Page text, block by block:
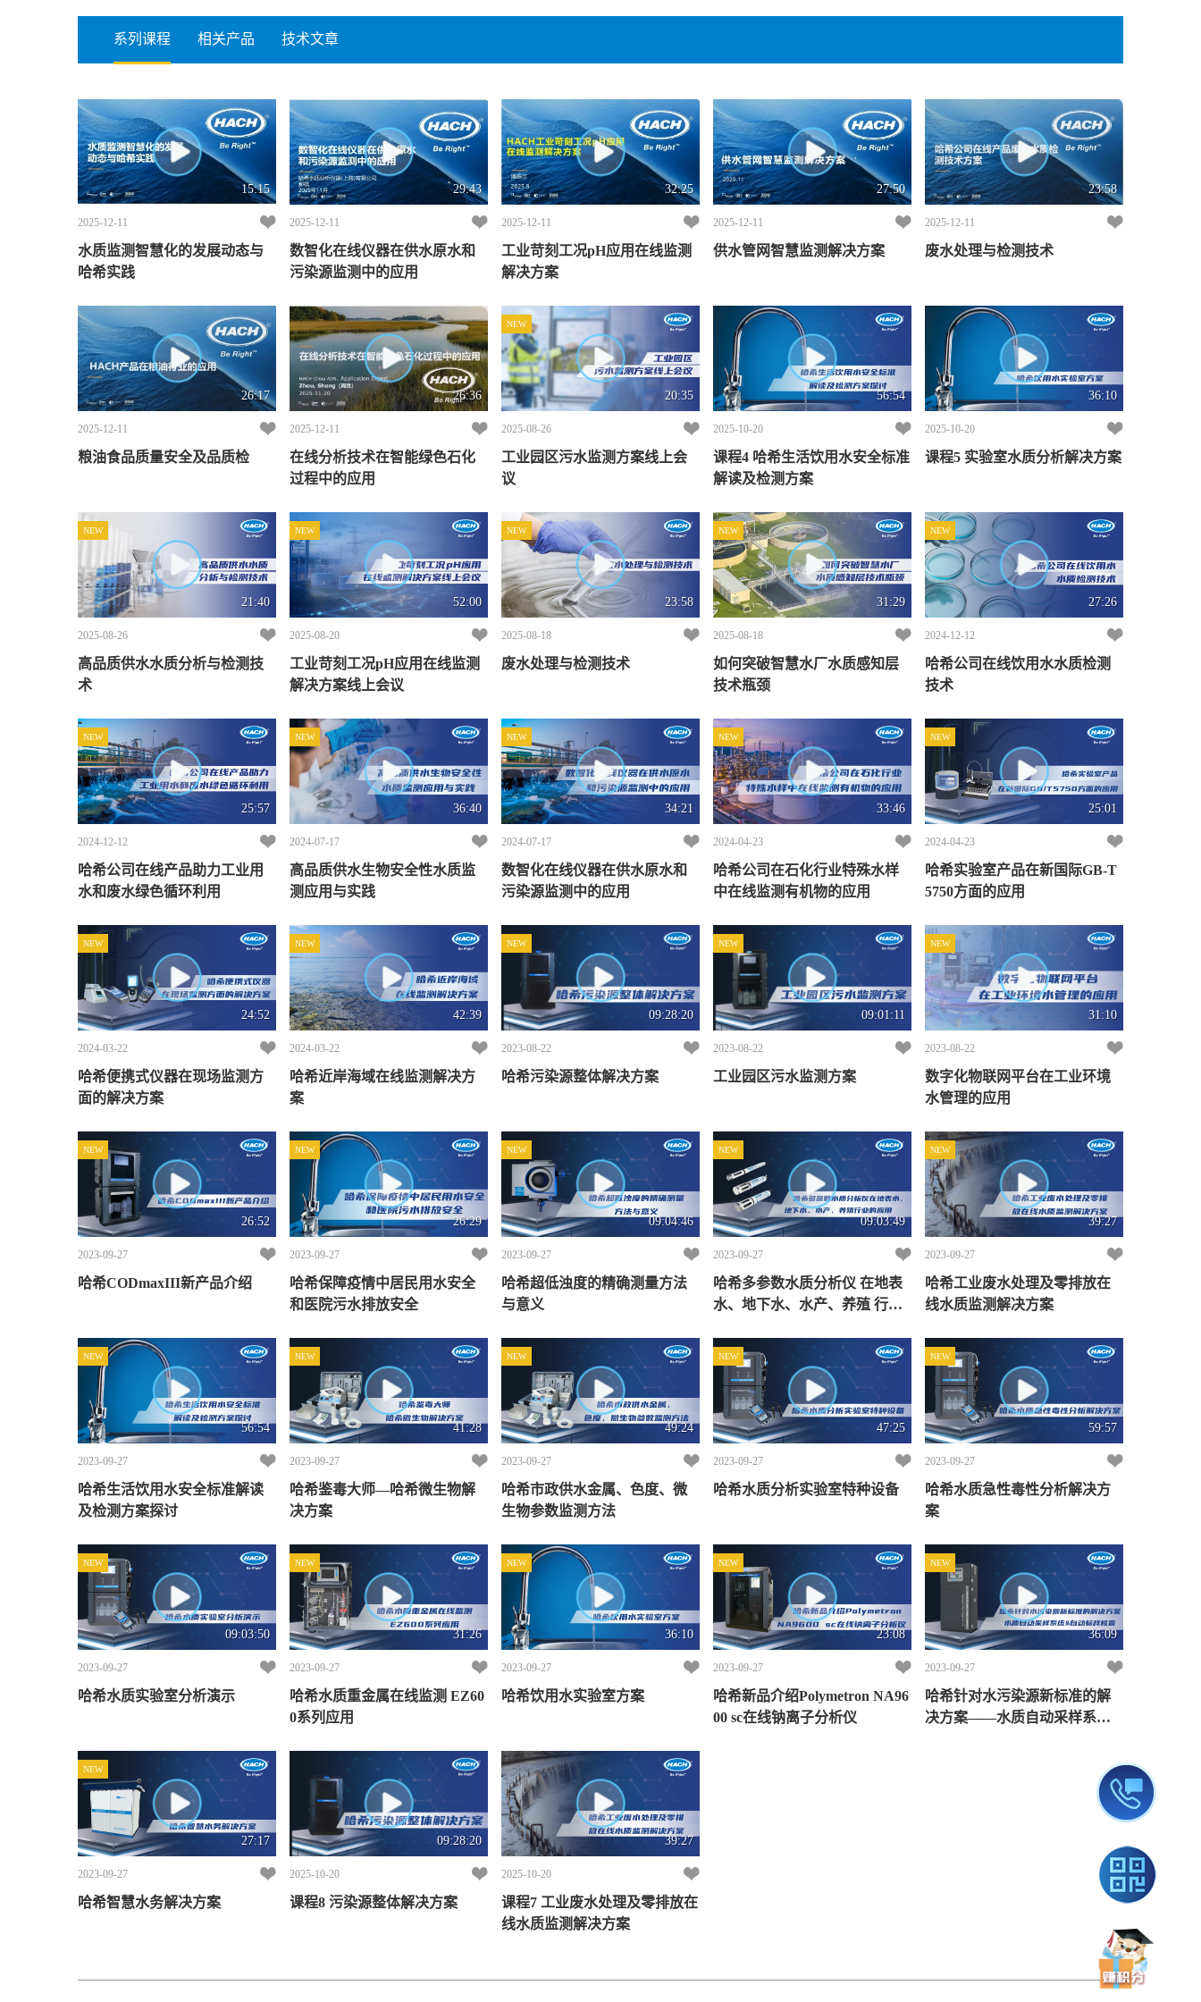
系列课程 相关产品 技术文章
15:15
2025-12-11
水质监测智慧化的发展动态与
哈希实践
29:43
2025-12-11
数智化在线仪器在供水原水和
污染源监测中的应用
32:25
2025-12-11
工业苛刻工况pH应用在线监测
解决方案
27:50
2025-12-11
供水管网智慧监测解决方案
23:58
2025-12-11
废水处理与检测技术
26:17
2025-12-11
粮油食品质量安全及品质检
26:36
2025-12-11
在线分析技术在智能绿色石化
过程中的应用
20:35
2025-08-26
工业园区污水监测方案线上会
议
NEW
56:54
2025-10-20
课程4 哈希生活饮用水安全标准
解读及检测方案
36:10
2025-10-20
课程5 实验室水质分析解决方案
21:40
2025-08-26
高品质供水水质分析与检测技
术
NEW
52:00
2025-08-20
工业苛刻工况pH应用在线监测
解决方案线上会议
NEW
23:58
2025-08-18
废水处理与检测技术
NEW
31:29
2025-08-18
如何突破智慧水厂水质感知层
技术瓶颈
NEW
27:26
2024-12-12
哈希公司在线饮用水水质检测
技术
NEW
25:57
2024-12-12
哈希公司在线产品助力工业用
水和废水绿色循环利用
NEW
36:40
2024-07-17
高品质供水生物安全性水质监
测应用与实践
NEW
34:21
2024-07-17
数智化在线仪器在供水原水和
污染源监测中的应用
NEW
33:46
2024-04-23
哈希公司在石化行业特殊水样
中在线监测有机物的应用
NEW
25:01
2024-04-23
哈希实验室产品在新国际GB-T
5750方面的应用
NEW
24:52
2024-03-22
哈希便携式仪器在现场监测方
面的解决方案
NEW
42:39
2024-03-22
哈希近岸海域在线监测解决方
案
NEW
09:28:20
2023-08-22
哈希污染源整体解决方案
NEW
09:01:11
2023-08-22
工业园区污水监测方案
NEW
31:10
2023-08-22
数字化物联网平台在工业环境
水管理的应用
NEW
26:52
2023-09-27
哈希CODmaxIII新产品介绍
NEW
26:29
2023-09-27
哈希保障疫情中居民用水安全
和医院污水排放安全
NEW
09:04:46
2023-09-27
哈希超低浊度的精确测量方法
与意义
NEW
09:03:49
2023-09-27
哈希多参数水质分析仪 在地表
水、地下水、水产、养殖 行业
NEW
39:27
2023-09-27
哈希工业废水处理及零排放在
线水质监测解决方案
NEW
56:54
2023-09-27
哈希生活饮用水安全标准解读
及检测方案探讨
NEW
41:28
2023-09-27
哈希鉴毒大师—哈希微生物解
决方案
NEW
49:24
2023-09-27
哈希市政供水金属、色度、微
生物参数监测方法
NEW
47:25
2023-09-27
哈希水质分析实验室特种设备
NEW
59:57
2023-09-27
哈希水质急性毒性分析解决方
案
NEW
09:03:50
2023-09-27
哈希水质实验室分析演示
NEW
31:26
2023-09-27
哈希水质重金属在线监测 EZ60
0系列应用
NEW
36:10
2023-09-27
哈希饮用水实验室方案
NEW
23:08
2023-09-27
哈希新品介绍Polymetron NA96
00 sc在线钠离子分析仪
NEW
36:09
2023-09-27
哈希针对水污染源新标准的解
决方案——水质自动采样系统&
NEW
27:17
2023-09-27
哈希智慧水务解决方案
NEW
09:28:20
2025-10-20
课程8 污染源整体解决方案
39:27
2025-10-20
课程7 工业废水处理及零排放在
线水质监测解决方案